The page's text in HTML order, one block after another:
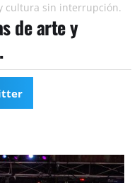
cultura sin interrupción.
de arte y